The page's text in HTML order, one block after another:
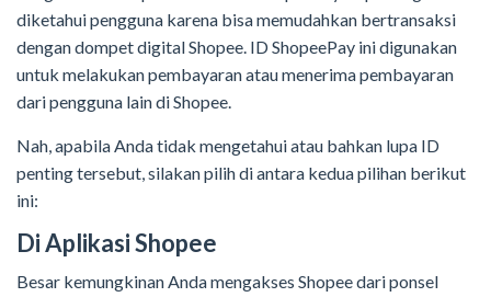
diketahui pengguna karena bisa memudahkan bertransaksi
dengan dompet digital Shopee. ID ShopeePay ini digunakan
untuk melakukan pembayaran atau menerima pembayaran
dari pengguna lain di Shopee.
Nah, apabila Anda tidak mengetahui atau bahkan lupa ID
penting tersebut, silakan pilih di antara kedua pilihan berikut
ini:
Di Aplikasi Shopee
Besar kemungkinan Anda mengakses Shopee dari ponsel